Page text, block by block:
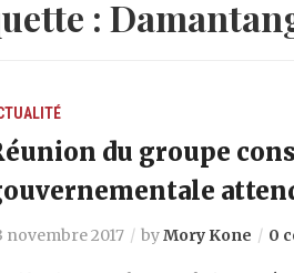
:
du groupe
novembre 2017 byMory Kone 0